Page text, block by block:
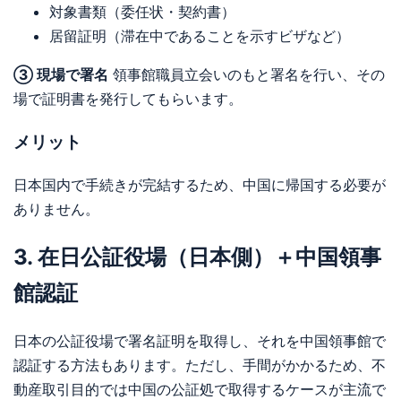
対象書類（委任状・契約書）
居留証明（滞在中であることを示すビザなど）
③ 現場で署名 領事館職員立会いのもと署名を行い、その
場で証明書を発行してもらいます。
メリット
日本国内で手続きが完結するため、中国に帰国する必要が
ありません。
3. 在日公証役場（日本側）＋中国領事
館認証
日本の公証役場で署名証明を取得し、それを中国領事館で
認証する方法もあります。ただし、手間がかかるため、不
動産取引目的では中国の公証処で取得するケースが主流で